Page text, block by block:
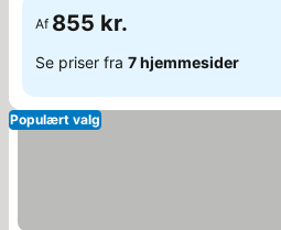
Af 855 kr.
Se priser fra 7 hjemmesider
Populært valg